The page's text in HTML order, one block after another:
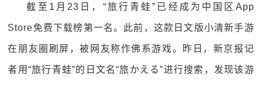
截至1月23日，“旅行青蛙”已经成为中国区App
Store免费下载榜第一名。此前，这款日文版小清新手游
在朋友圈刷屏，被网友称作佛系游戏。昨日，新京报记
者用“旅行青蛙”的日文名“旅かえる”进行搜索，发现该游